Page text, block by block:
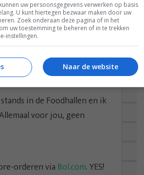
in de Foodhallen en ik
voor jou, geen
orderen via Bol.com. YES!
uw persoonsgegevens verwerken op basis
U kunt hiertegen bezwaar maken door uw
Zoek onderaan deze pagina of in het
uw toestemming te beheren of in te trekken
instellingen.
Naar de website